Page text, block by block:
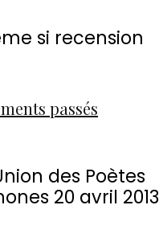
si recension
passés
des Poètes
20 avril 2013